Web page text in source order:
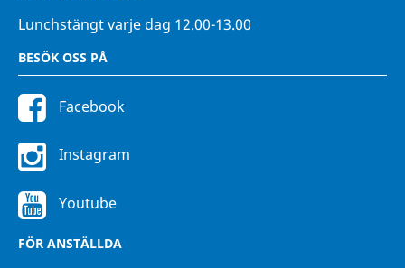
Lunchstängt varje dag 12.00-13.00
BESÖK OSS PÅ
Facebook
Instagram
Youtube
FÖR ANSTÄLLDA